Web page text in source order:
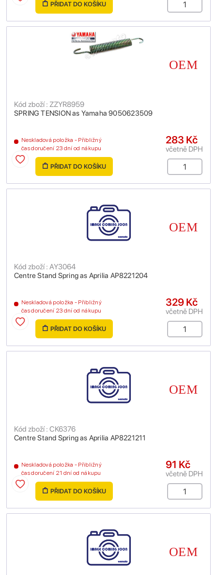
PŘIDAT DO KOŠÍKU
SPRING TENSION as Yamaha 9050623509
Kód zboží : ZZYR8959
Neskladová položka - Přibližný
čas doručení 23 dní od nákupu
283 Kč
včetně DPH
PŘIDAT DO KOŠÍKU
Centre Stand Spring as Aprilia AP8221204
Kód zboží : AY3064
Neskladová položka - Přibližný
čas doručení 23 dní od nákupu
329 Kč
včetně DPH
PŘIDAT DO KOŠÍKU
Centre Stand Spring as Aprilia AP8221211
Kód zboží : CK6376
Neskladová položka - Přibližný
čas doručení 21 dní od nákupu
91 Kč
včetně DPH
PŘIDAT DO KOŠÍKU